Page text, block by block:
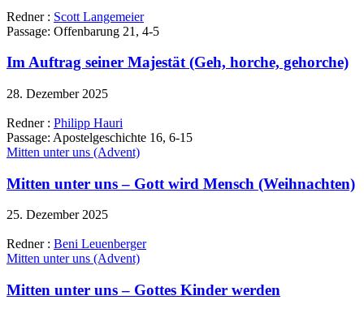
Redner : Scott Langemeier
Passage: Offenbarung 21, 4-5
Im Auftrag seiner Majestät (Geh, horche, gehorche)
28. Dezember 2025
Redner : Philipp Hauri
Passage: Apostelgeschichte 16, 6-15
Mitten unter uns (Advent)
Mitten unter uns – Gott wird Mensch (Weihnachten)
25. Dezember 2025
Redner : Beni Leuenberger
Mitten unter uns (Advent)
Mitten unter uns – Gottes Kinder werden